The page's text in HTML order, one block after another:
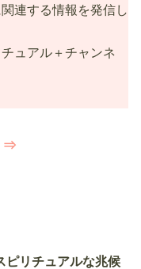
連する情報を発信し
ュアル＋チャンネ
⇒
ピリチュアルな兆候